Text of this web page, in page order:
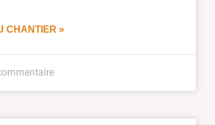
CHANTIER »